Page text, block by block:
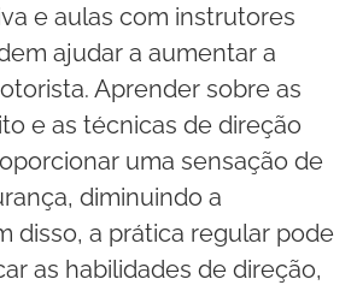
e aulas com instrutores
ajudar a aumentar a
Aprender sobre as
e as técnicas de direção
uma sensação de
diminuindo a
disso, a prática regular pode
as habilidades de direção,